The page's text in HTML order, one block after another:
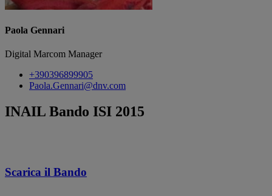
Paola Gennari
Digital Marcom Manager
+390396899905
Paola.Gennari@dnv.com
INAIL Bando ISI 2015
Scarica il Bando